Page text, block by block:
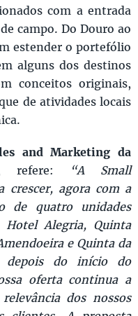
com a entrada
campo. Do Douro ao
estender o portefólio
alguns dos destinos
conceitos originais,
de atividades locais
and Marketing da
refere:
“A Small
crescer, agora com a
de quatro unidades
Hotel Alegria, Quinta
e Quinta da
depois do início do
oferta continua a
dos nossos